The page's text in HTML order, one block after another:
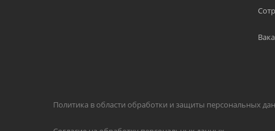
Политика в области обработки и защиты персональных